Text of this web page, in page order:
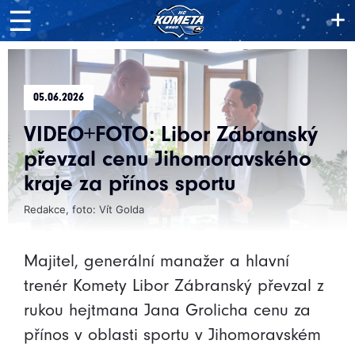
☰ +
05.06.2026
VIDEO+FOTO: Libor Zábranský
převzal cenu Jihomoravského
kraje za přínos sportu
Redakce, foto: Vít Golda
Majitel, generální manažer a hlavní
trenér Komety Libor Zábranský převzal z
rukou hejtmana Jana Grolicha cenu za
přínos v oblasti sportu v Jihomoravském